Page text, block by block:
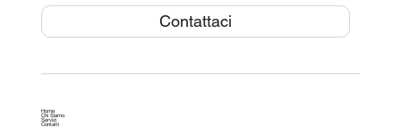
Contattaci
Home
Chi Siamo
Servizi
Contatti